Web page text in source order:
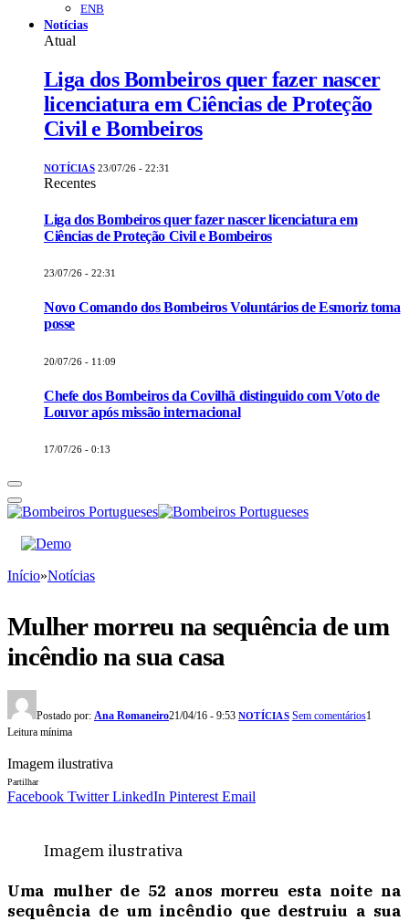
ENB
Notícias
Atual
Liga dos Bombeiros quer fazer nascer
licenciatura em Ciências de Proteção
Civil e Bombeiros
NOTÍCIAS 23/07/26 - 22:31
Recentes
Liga dos Bombeiros quer fazer nascer licenciatura em
Ciências de Proteção Civil e Bombeiros
23/07/26 - 22:31
Novo Comando dos Bombeiros Voluntários de Esmoriz toma
posse
20/07/26 - 11:09
Chefe dos Bombeiros da Covilhã distinguido com Voto de
Louvor após missão internacional
17/07/26 - 0:13
Início»Notícias
Mulher morreu na sequência de um
incêndio na sua casa
Postado por: Ana Romaneiro21/04/16 - 9:53 NOTÍCIAS Sem comentários1
Leitura mínima
Imagem ilustrativa
Partilhar
Facebook Twitter LinkedIn Pinterest Email
Imagem ilustrativa
Uma mulher de 52 anos morreu esta noite na
sequência de um incêndio que destruiu a sua